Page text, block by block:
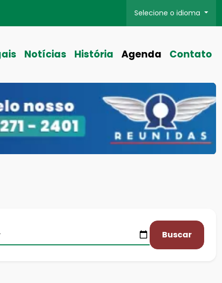
Selecione o idioma
Notícias História Agenda Contato
Buscar